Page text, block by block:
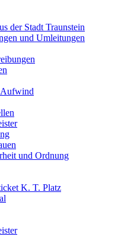
der Stadt Traunstein
und Umleitungen
Aufwind
und Ordnung
K. T. Platz